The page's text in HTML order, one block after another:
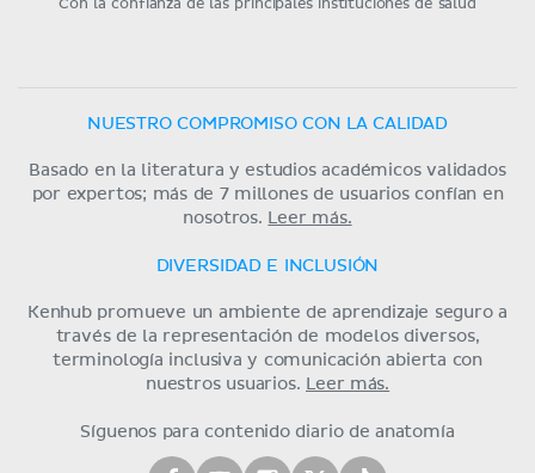
Con la confianza de las principales instituciones de salud
NUESTRO COMPROMISO CON LA CALIDAD
Basado en la literatura y estudios académicos validados
por expertos; más de 7 millones de usuarios confían en
nosotros.
Leer más.
DIVERSIDAD E INCLUSIÓN
Kenhub promueve un ambiente de aprendizaje seguro a
través de la representación de modelos diversos,
terminología inclusiva y comunicación abierta con
nuestros usuarios.
Leer más.
Síguenos para contenido diario de anatomía